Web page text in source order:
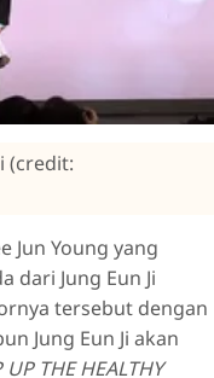
(credit:
Jun Young yang
dari Jung Eun Ji
tersebut dengan
Jung Eun Ji akan
THE HEALTHY